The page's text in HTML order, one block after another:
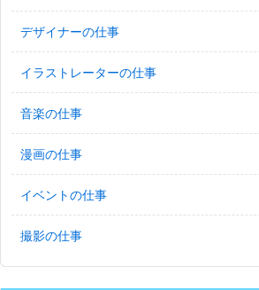
デザイナーの仕事
イラストレーターの仕事
音楽の仕事
漫画の仕事
イベントの仕事
撮影の仕事